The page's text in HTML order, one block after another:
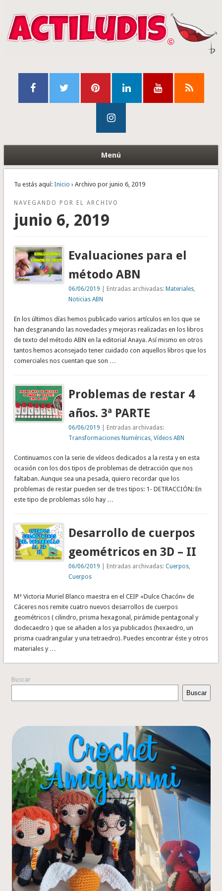
Menú
Tu estás aquí: Inicio › Archivo por junio 6, 2019
NAVEGANDO POR EL ARCHIVO
junio 6, 2019
Evaluaciones para el
método ABN
06/06/2019 | Entradas archivadas:Materiales
Noticias ABN
En los últimos días hemos publicado varios artículos en los que se
han desgranando las novedades y mejoras realizadas en los libros
de texto del método ABN en la editorial Anaya. Así mismo en otros
tantos hemos aconsejado tener cuidado con aquellos libros que los
comerciales nos cuentan que son …
Problemas de restar 4
años. 3ª PARTE
06/06/2019 | Entradas archivadas:
Transformaciones Numéricas ,Vídeos ABN
Continuamos con la serie de vídeos dedicados a la resta y en esta
ocasión con los dos tipos de problemas de detracción que nos
faltaban. Aunque sea una pesada, quiero recordar que los
problemas de restar pueden ser de tres tipos: 1- DETRACCIÓN: En
este tipo de problemas sólo hay …
Desarrollo de cuerpos
geométricos en 3D – II
06/06/2019 | Entradas archivadas:Cuerpos
Cuerpos
Mª Victoria Muriel Blanco maestra en el CEIP «Dulce Chacón» de
Cáceres nos remite cuatro nuevos desarrollos de cuerpos
geométricos ( cilindro, prisma hexagonal, pirámide pentagonal y
dodecaedro ) que se añaden a los ya publicados (hexaedro, un
prisma cuadrangular y una tetraedro). Puedes encontrar éste y otros
materiales y …
Buscar
Buscar